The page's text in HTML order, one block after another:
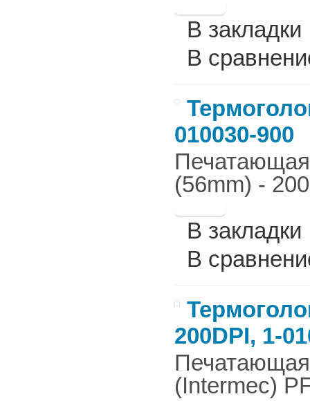
В закладки
В
010030-900
Печатающая
(56mm) -
В закладки
В
200DPI, 1-
Печатающая
(Intermec)